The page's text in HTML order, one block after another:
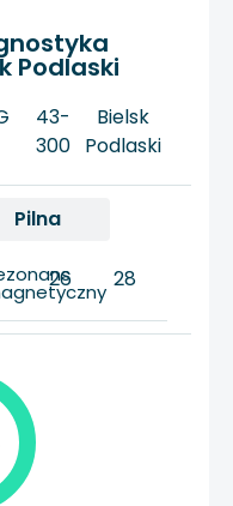
Podlaski
43-
300
Bielsk
Podlaski
Pilna
26 28